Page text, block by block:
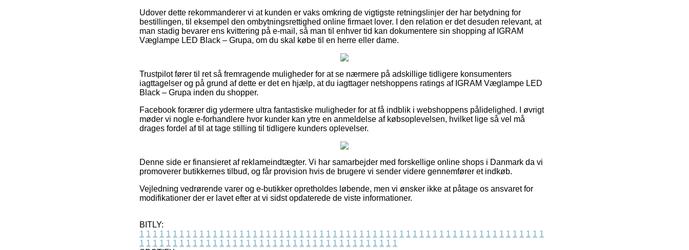
Udover dette rekommanderer vi at kunden er vaks omkring de vigtigste retningslinjer der har betydning for
bestillingen, til eksempel den ombytningsrettighed online firmaet lover. I den relation er det desuden relevant, at
man stadig bevarer ens kvittering på e-mail, så man til enhver tid kan dokumentere sin shopping af IGRAM
Væglampe LED Black – Grupa, om du skal købe til en herre eller dame.
Trustpilot fører til ret så fremragende muligheder for at se nærmere på adskillige tidligere konsumenters
iagttagelser og på grund af dette er det en hjælp, at du iagttager netshoppens ratings af IGRAM Væglampe LED
Black – Grupa inden du shopper.
Facebook forærer dig ydermere ultra fantastiske muligheder for at få indblik i webshoppens pålidelighed. I øvrigt
møder vi nogle e-forhandlere hvor kunder kan ytre en anmeldelse af købsoplevelsen, hvilket lige så vel må
drages fordel af til at tage stilling til tidligere kunders oplevelser.
Denne side er finansieret af reklameindtægter. Vi har samarbejder med forskellige online shops i Danmark da vi
promoverer butikkernes tilbud, og får provision hvis de brugere vi sender videre gennemfører et indkøb.
Vejledning vedrørende varer og e-butikker opretholdes løbende, men vi ønsker ikke at påtage os ansvaret for
modifikationer der er lavet efter at vi sidst opdaterede de viste informationer.
BITLY:
1 1 1 1 1 1 1 1 1 1 1 1 1 1 1 1 1 1 1 1 1 1 1 1 1 1 1 1 1 1 1 1 1 1 1 1 1 1 1 1 1 1 1 1 1 1 1 1 1 1 1 1 1 1 1 1 1 1 1 1 1
1 1 1 1 1 1 1 1 1 1 1 1 1 1 1 1 1 1 1 1 1 1 1 1 1 1 1 1 1 1 1 1 1 1 1 1 1 1 1